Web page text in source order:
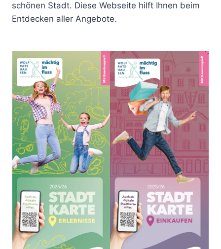
schönen Stadt. Diese Webseite hilft Ihnen beim
Entdecken aller Angebote.